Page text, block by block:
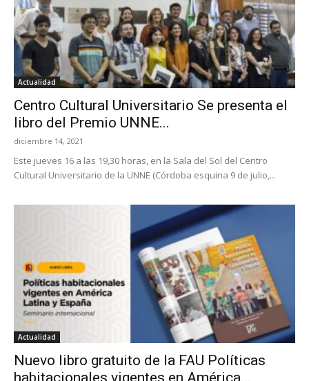
Actualidad
Centro Cultural Universitario Se presenta el
libro del Premio UNNE...
diciembre 14, 2021
Este jueves 16 a las 19,30 horas, en la Sala del Sol del Centro
Cultural Universitario de la UNNE (Córdoba esquina 9 de julio,...
Actualidad
Nuevo libro gratuito de la FAU Políticas